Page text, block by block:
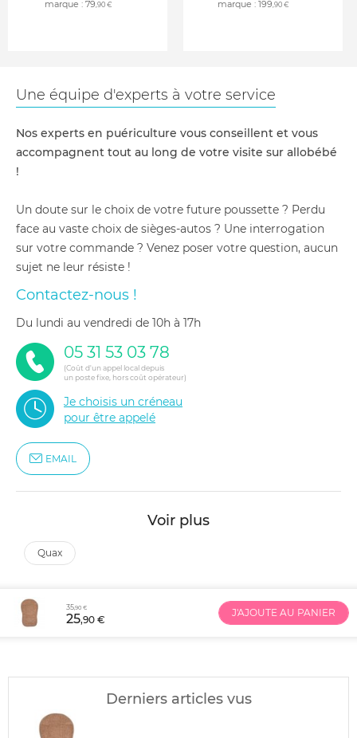
marque : 79,90 € marque : 199,90 €
Une équipe d'experts à votre service
Nos experts en puériculture vous conseillent et vous
accompagnent tout au long de votre visite sur allobébé
!
Un doute sur le choix de votre future poussette ? Perdu
face au vaste choix de sièges-autos ? Une interrogation
sur votre commande ? Venez poser votre question, aucun
sujet ne leur résiste !
Contactez-nous !
du lundi au vendredi de 10h à 17h
05 31 53 03 78
(Coût d'un appel local depuis
un poste fixe, hors coût opérateur)
Je choisis un créneau
pour être appelé
EMAIL
Voir plus
quax
35,90 €
25,90 €
J'AJOUTE AU PANIER
Derniers articles vus